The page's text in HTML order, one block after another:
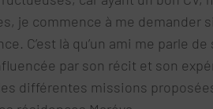
je commence à me demander
C’est là qu’un ami me parle
par son récit et son
différentes missions